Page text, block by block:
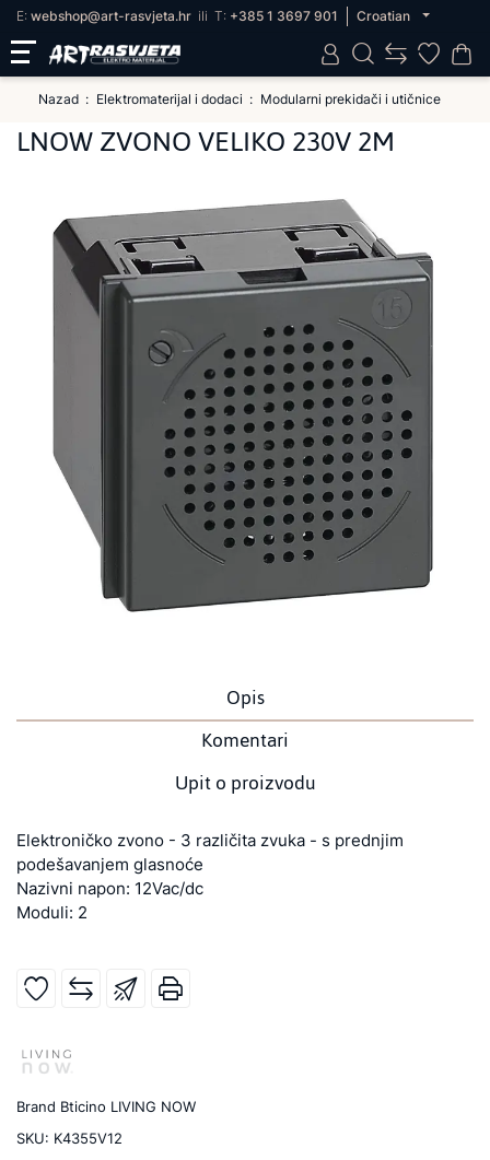
E: webshop@art-rasvjeta.hr ili T: +385 1 3697 901 Croatian
Nazad Elektromaterijal i dodaci Modularni prekidači i utičnice
LNOW ZVONO VELIKO 230V 2M
Opis
Komentari
Upit o proizvodu
Elektroničko zvono - 3 različita zvuka - s prednjim
podešavanjem glasnoće
Nazivni napon: 12Vac/dc
Moduli: 2
Brand Bticino LIVING NOW
SKU: K4355V12